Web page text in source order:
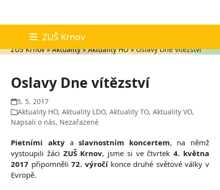
content
ZUŠ Krnov
Aktuality
ZUŠ Krnov»Aktuality»Aktuality HO»Oslavy Dne vítězství
Oslavy Dne vítězství
5. 5. 2017
Aktuality HO,Aktuality LDO,Aktuality TO,Aktuality VO,
Napsali o nás, Nezařazené
Pietními aktyaslavnostním koncertem, na němž
vystoupili žáci ZUŠ Krnov, jsme si ve čtvrtek 4. května
2017 připomněli72. výročíkonce druhé světové války v
Evropě.